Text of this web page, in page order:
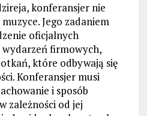
konferansjer nie
Jego zadaniem
oficjalnych
firmowych,
które odbywają się
Konferansjer musi
i sposób
zależności od jej